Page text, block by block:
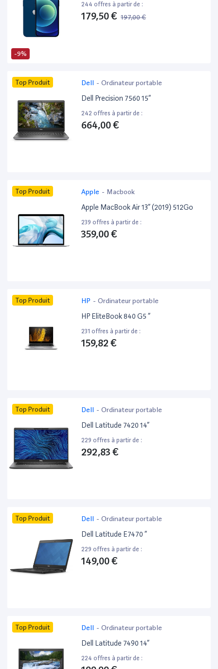
-9%
244 offres à partir de :
179,50 € 197,00 €
Top Produit Dell - Ordinateur portable
Dell Precision 7560 15”
242 offres à partir de :
664,00 €
Top Produit Apple - Macbook
Apple MacBook Air 13” (2019) 512Go
239 offres à partir de :
359,00 €
Top Produit HP - Ordinateur portable
HP EliteBook 840 G5 ”
231 offres à partir de :
159,82 €
Top Produit Dell - Ordinateur portable
Dell Latitude 7420 14”
229 offres à partir de :
292,83 €
Top Produit Dell - Ordinateur portable
Dell Latitude E7470 ”
229 offres à partir de :
149,00 €
Top Produit Dell - Ordinateur portable
Dell Latitude 7490 14”
224 offres à partir de :